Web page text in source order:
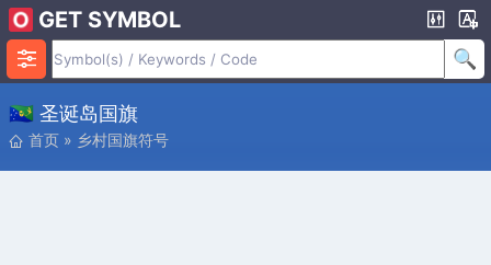
GET SYMBOL
🇨🇽 圣诞岛国旗
首页 » 乡村国旗符号